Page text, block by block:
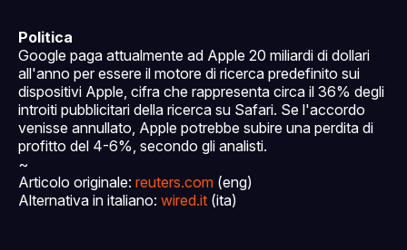
Politica
Google paga attualmente ad Apple 20 miliardi di dollari
all'anno per essere il motore di ricerca predefinito sui
dispositivi Apple, cifra che rappresenta circa il 36% degli
introiti pubblicitari della ricerca su Safari. Se l'accordo
venisse annullato, Apple potrebbe subire una perdita di
profitto del 4-6%, secondo gli analisti.
~
Articolo originale: reuters.com (eng)
Alternativa in italiano: wired.it (ita)